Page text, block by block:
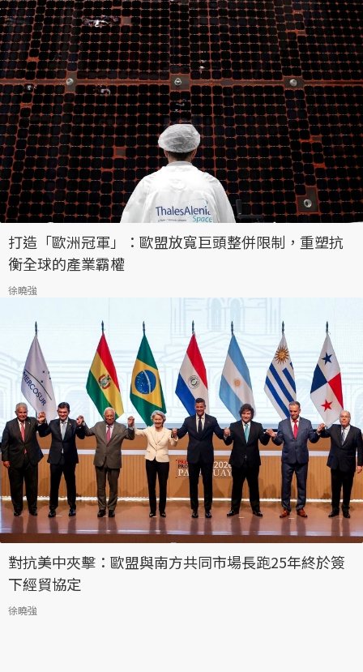
打造「歐洲冠軍」：歐盟放寬巨頭整併限制，重塑抗
衡全球的產業霸權
徐曉強
對抗美中夾擊：歐盟與南方共同市場長跑25年終於簽
下經貿協定
徐曉強